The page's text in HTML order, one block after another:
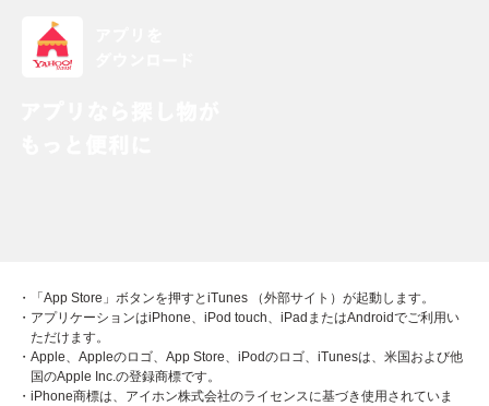
・「App Store」ボタンを押すとiTunes （外部サイト）が起動します。
・アプリケーションはiPhone、iPod touch、iPadまたはAndroidでご利用い
ただけます。
・Apple、Appleのロゴ、App Store、iPodのロゴ、iTunesは、米国および他
国のApple Inc.の登録商標です。
・iPhone商標は、アイホン株式会社のライセンスに基づき使用されていま